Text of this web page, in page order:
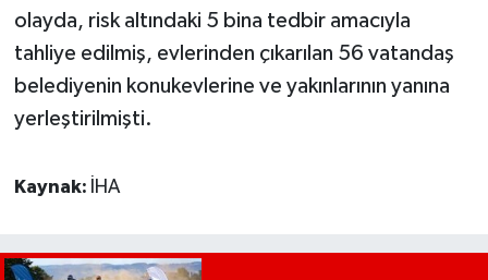
olayda, risk altındaki 5 bina tedbir amacıyla
tahliye edilmiş, evlerinden çıkarılan 56 vatandaş
belediyenin konukevlerine ve yakınlarının yanına
yerleştirilmişti.
Kaynak: İHA